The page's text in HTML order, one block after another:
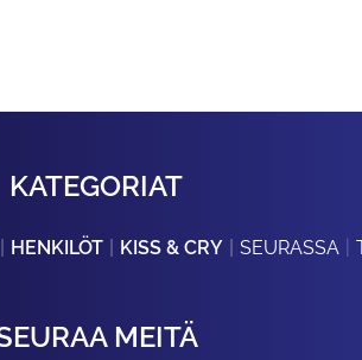
KATEGORIAT
HENKILÖT KISS & CRY SEURASSA
MEITÄ